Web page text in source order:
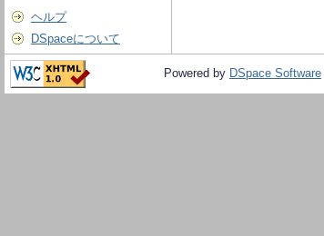
ヘルプ
DSpaceについて
Powered by DSpace Software